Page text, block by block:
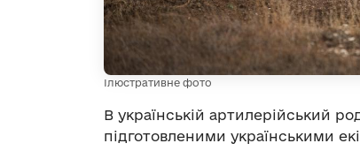
Ілюстративне фото
В українській артилерійський
підготовленими українськими